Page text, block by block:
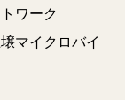
ワーク
マイクロバイ